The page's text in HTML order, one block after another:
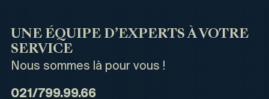
UNE ÉQUIPE D’EXPERTS À VOTRE
SERVICE
Nous sommes là pour vous !
021/799.99.66